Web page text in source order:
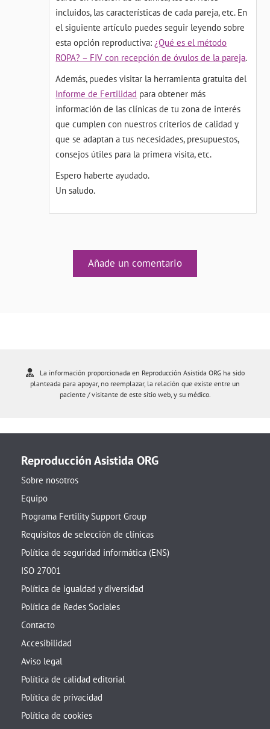
incluidos, las características de cada pareja, etc. En
el siguiente artículo puedes seguir leyendo sobre
esta opción reproductiva:¿Qué es el método
ROPA? – FIV con recepción de óvulos de la pareja.
Además, puedes visitar la herramienta gratuita del
Informe de Fertilidad para obtener más
información de las clínicas de tu zona de interés
que cumplen con nuestros criterios de calidad y
que se adaptan a tus necesidades, presupuestos,
consejos útiles para la primera visita, etc.
Espero haberte ayudado.
Un saludo.
Añade un comentario
La información proporcionada en Reproducción Asistida ORG ha sido
planteada para apoyar, no reemplazar, la relación que existe entre un
paciente / visitante de este sitio web, y su médico.
Reproducción Asistida ORG
Sobre nosotros
Equipo
Programa Fertility Support Group
Requisitos de selección de clínicas
Política de seguridad informática (ENS)
ISO 27001
Política de igualdad y diversidad
Política de Redes Sociales
Contacto
Accesibilidad
Aviso legal
Política de calidad editorial
Política de privacidad
Política de cookies